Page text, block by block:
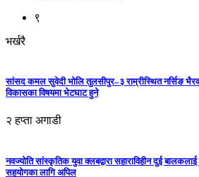
९
भर्खरै
सांसद कमल सुवेदी भोलि तुलसीपुर–३ राम्रीस्थित नर्सिङ भैरव
विकासका विषयमा भेटघाट हुने
२ हप्ता अगाडी
नवज्योति सांस्कृतिक युवा क्लबद्वारा सहाराविहीन दुई
सहयोगका लागि अपिल